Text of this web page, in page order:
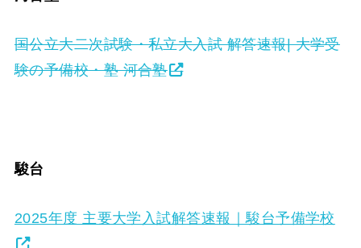
国公立大二次試験・私立大入試 解答速報| 大学受
験の予備校・塾 河合塾
駿台
2025年度 主要大学入試解答速報｜駿台予備学校